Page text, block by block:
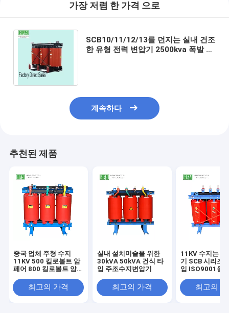
가장 저렴 한 가격 으로
SCB10/11/12/13를 던지는 실내 건조
한 유형 전력 변압기 2500kva 폭발 방
계속하다
추천된 제품
중국 업체 주형 수지
11KV 500 킬로볼트 암
페어 800 킬로볼트 암
값이 싼 가격
최고의 가격
실내 설치미술을 위한
30kVA 50kVA 건식 타
입 주조수지변압기
최고의 가격
11KV 수지는 3
기 SCB 시리즈
입 ISO9001을
최고의